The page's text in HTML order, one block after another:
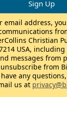
email address,
Christian
USA,
messages from
from
any
us at